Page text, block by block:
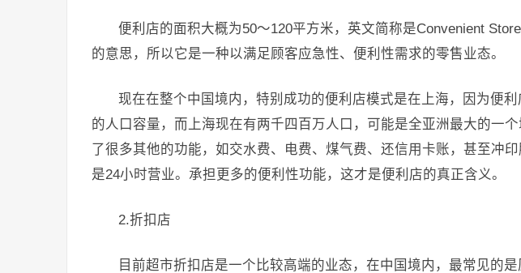
便利店的面积大概为50～120平方米，英文简称是Convenient
的意思，所以它是一种以满足顾客应急性、便利性需求的零售业态。
现在在整个中国境内，特别成功的便利店模式是在上海，因为便
的人口容量，而上海现在有两千四百万人口，可能是全亚洲最大的一
了很多其他的功能，如交水费、电费、煤气费、还信用卡账，甚至冲
是24小时营业。承担更多的便利性功能，这才是便利店的真正含义。
2.折扣店
目前超市折扣店是一个比较高端的业态，在中国境内，最常见的